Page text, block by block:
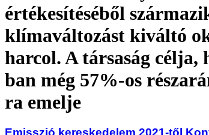
értékesítéséből
klímaváltozást kiváltó
harcol. A társaság célja,
ban még 57%-os
ra emelje
Emisszió kereskedelem 2021-től